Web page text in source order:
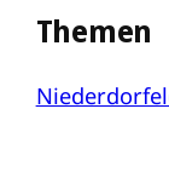
Themen